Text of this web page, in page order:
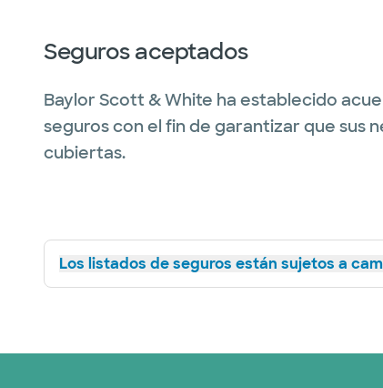
Seguros aceptados
Baylor Scott & White ha establecido
seguros con el fin de garantizar que sus
cubiertas.
Los listados de seguros están sujetos a